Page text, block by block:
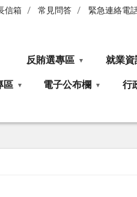
信箱 常見問答 緊急連絡電
反賄選專區 就業資
區 電子公布欄 行